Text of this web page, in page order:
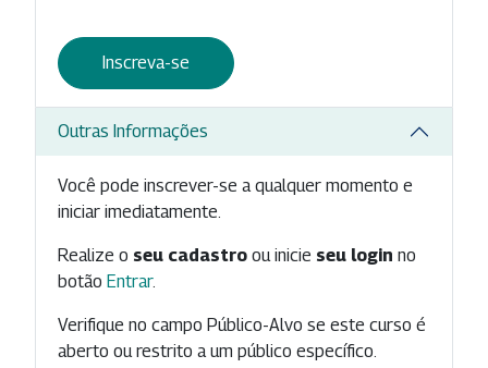
Inscreva-se
Outras Informações
Você pode inscrever-se a qualquer momento e
iniciar imediatamente.
Realize o seu cadastro ou inicie seu login no
botão Entrar.
Verifique no campo Público-Alvo se este curso é
aberto ou restrito a um público específico.